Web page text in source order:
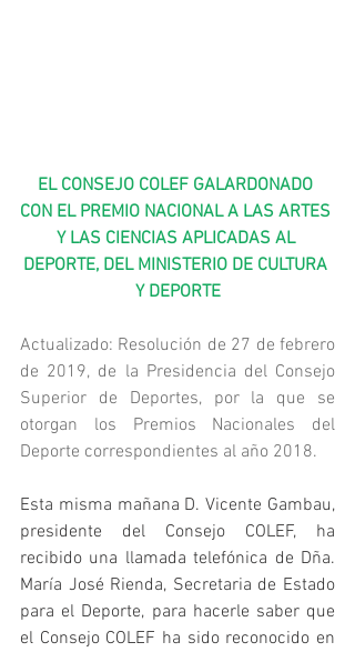
EL CONSEJO COLEF GALARDONADO
CON EL PREMIO NACIONAL A LAS ARTES
Y LAS CIENCIAS APLICADAS AL
DEPORTE, DEL MINISTERIO DE CULTURA
Y DEPORTE
Actualizado: Resolución de 27 de febrero
de 2019, de la Presidencia del Consejo
Superior de Deportes, por la que se
otorgan los Premios Nacionales del
Deporte correspondientes al año 2018.
Esta misma mañana D. Vicente Gambau,
presidente del Consejo COLEF, ha
recibido una llamada telefónica de Dña.
María José Rienda, Secretaria de Estado
para el Deporte, para hacerle saber que
el Consejo COLEF ha sido reconocido en